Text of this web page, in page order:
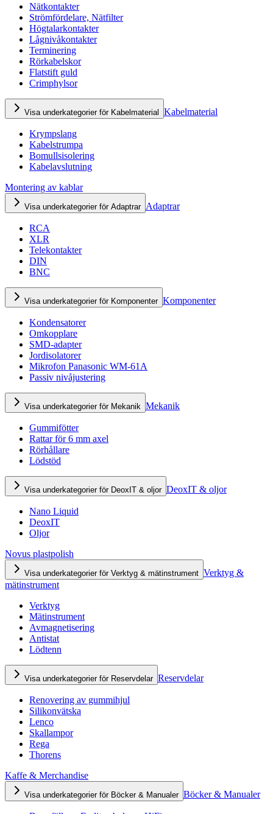
Nätkontakter
Strömfördelare, Nätfilter
Högtalarkontakter
Lågnivåkontakter
Terminering
Rörkabelskor
Flatstift guld
Crimphylsor
Visa underkategorier för Kabelmaterial Kabelmaterial
Krympslang
Kabelstrumpa
Bomullsisolering
Kabelavslutning
Montering av kablar
Visa underkategorier för Adaptrar Adaptrar
RCA
XLR
Telekontakter
DIN
BNC
Visa underkategorier för Komponenter Komponenter
Kondensatorer
Omkopplare
SMD-adapter
Jordisolatorer
Mikrofon Panasonic WM-61A
Passiv nivåjustering
Visa underkategorier för Mekanik Mekanik
Gummifötter
Rattar för 6 mm axel
Rörhållare
Lödstöd
Visa underkategorier för DeoxIT & oljor DeoxIT & oljor
Nano Liquid
DeoxIT
Oljor
Novus plastpolish
Visa underkategorier för Verktyg & mätinstrument Verktyg &
mätinstrument
Verktyg
Mätinstrument
Avmagnetisering
Antistat
Lödtenn
Visa underkategorier för Reservdelar Reservdelar
Renovering av gummihjul
Silikonvätska
Lenco
Skallampor
Rega
Thorens
Kaffe & Merchandise
Visa underkategorier för Böcker & Manualer Böcker & Manualer